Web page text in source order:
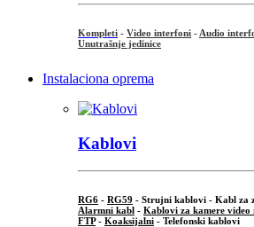
Kompleti - Video interfoni - Audio
Unutrašnje jedinice
Instalaciona oprema
Kablovi
RG6 - RG59 - Strujni kablovi - Kabl za
Alarmni kabl - Kablovi za kamere video
FTP- Koaksijalni - Telefonski kablovi